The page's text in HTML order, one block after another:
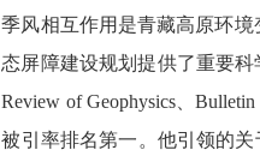
季风相互作用是青藏高原环
态屏障建设规划提供了重要
Review of Geophysics、
被引率排名第一。他引领的